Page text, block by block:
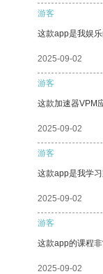
游客
这款app是我娱
2025-09-02
游客
这款加速器VPM
2025-09-02
游客
这款app是我学
2025-09-02
游客
这款app的课程
2025-09-02